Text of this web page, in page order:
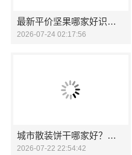
最新平价坚果哪家好识零食大明星
2026-07-24 02:17:56
城市散装饼干哪家好？零食大明星品质之选
2026-07-22 22:54:42